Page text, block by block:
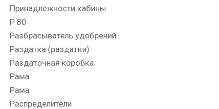
Принадлежности кабины
Р 80
Разбрасыватель удобрений
Раздатка (раздатки)
Раздаточная коробка
Рама
Рама
Распределители